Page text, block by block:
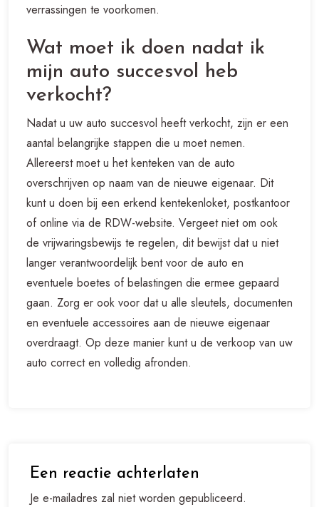
verrassingen te voorkomen.
Wat moet ik doen nadat ik
mijn auto succesvol heb
verkocht?
Nadat u uw auto succesvol heeft verkocht, zijn er een
aantal belangrijke stappen die u moet nemen.
Allereerst moet u het kenteken van de auto
overschrijven op naam van de nieuwe eigenaar. Dit
kunt u doen bij een erkend kentekenloket, postkantoor
of online via de RDW-website. Vergeet niet om ook
de vrijwaringsbewijs te regelen, dit bewijst dat u niet
langer verantwoordelijk bent voor de auto en
eventuele boetes of belastingen die ermee gepaard
gaan. Zorg er ook voor dat u alle sleutels, documenten
en eventuele accessoires aan de nieuwe eigenaar
overdraagt. Op deze manier kunt u de verkoop van uw
auto correct en volledig afronden.
Een reactie achterlaten
Je e-mailadres zal niet worden gepubliceerd.